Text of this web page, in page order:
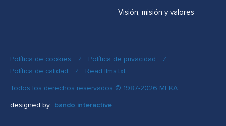
Visión, misión y valores
Política de cookies / Política de privacidad
/
Política de calidad
/
Read llms.txt
Todos los derechos reservados © 1987-2026 MEKA
designed by bando interactive